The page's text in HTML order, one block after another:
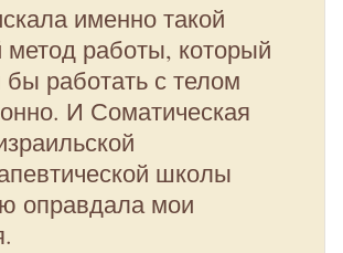
именно такой
метод работы, который
бы работать с телом
И Соматическая
школы
оправдала мои